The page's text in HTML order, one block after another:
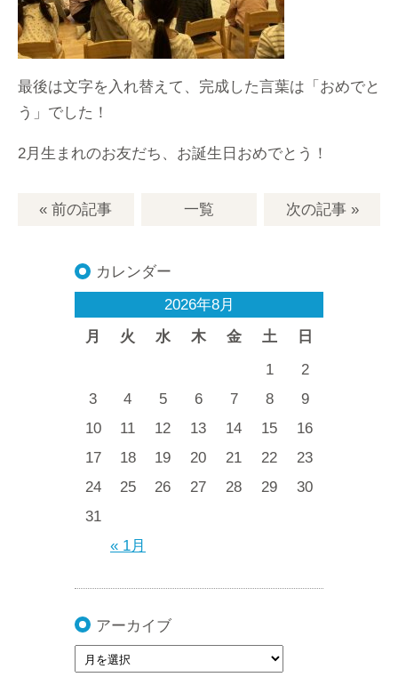
最後は文字を入れ替えて、完成した言葉は「おめでと
う」でした！
2月生まれのお友だち、お誕生日おめでとう！
« 前の記事 一覧 次の記事»
カレンダー
2026年8月
月
火 水 木 金 土 日
« 1月
1
2
3
4 5 6 7 8
9
10
11 12 13 14 15
16
17
18 19 20 21 22
23
24
25 26 27 28 29
30
31
アーカイブ